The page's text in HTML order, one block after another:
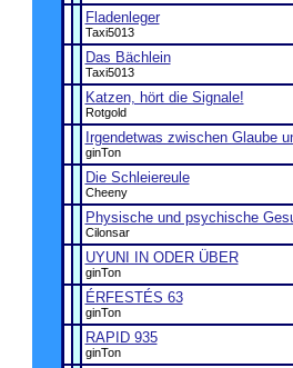
Fladenleger
Taxi5013
Das Bächlein
Taxi5013
Katzen, hört die Signale!
Rotgold
Irgendetwas zwischen Glaube
ginTon
Die Schleiereule
Cheeny
Physische und psychische
Cilonsar
UYUNI IN ODER ÜBER
ginTon
ÉRFESTÉS 63
ginTon
RAPID 935
ginTon